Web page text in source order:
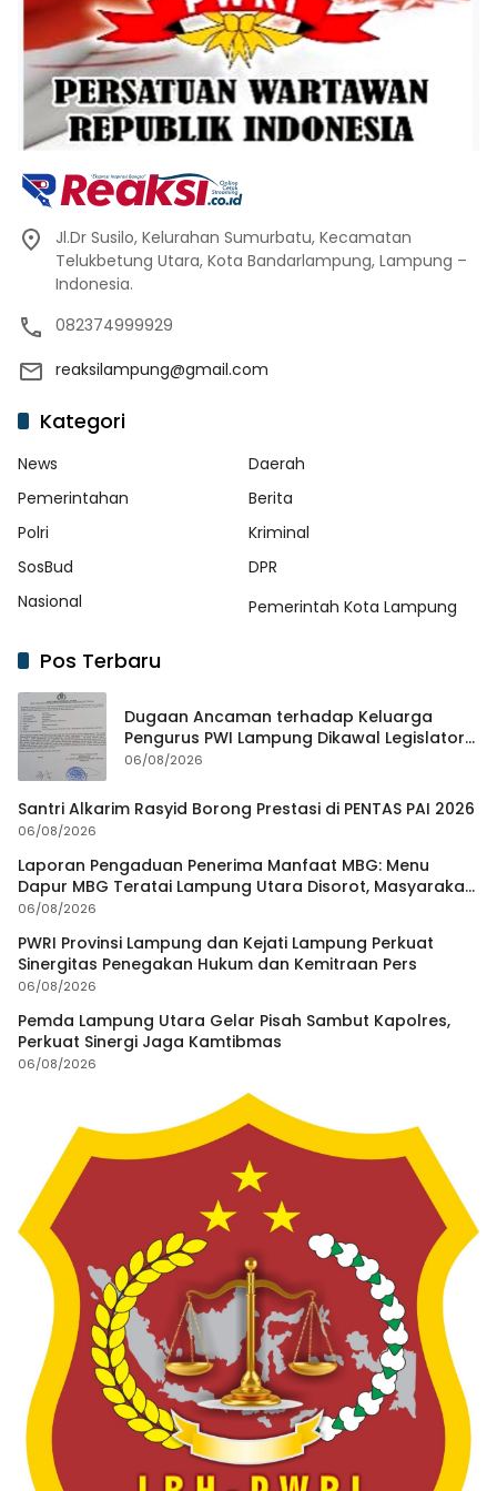
Jl.Dr Susilo, Kelurahan Sumurbatu, Kecamatan
Telukbetung Utara, Kota Bandarlampung, Lampung –
Indonesia.
082374999929
reaksilampung@gmail.com
Kategori
News
Daerah
Pemerintahan
Berita
Polri
Kriminal
SosBud
DPR
Nasional
Pemerintah Kota Lampung
Pos Terbaru
Dugaan Ancaman terhadap Keluarga
Pengurus PWI Lampung Dikawal Legislator
dan Jurnalis
06/08/2026
Santri Alkarim Rasyid Borong Prestasi di PENTAS PAI 2026
06/08/2026
Laporan Pengaduan Penerima Manfaat MBG: Menu
Dapur MBG Teratai Lampung Utara Disorot, Masyarakat
Minta Satgas Lakukan Investigasi
06/08/2026
PWRI Provinsi Lampung dan Kejati Lampung Perkuat
Sinergitas Penegakan Hukum dan Kemitraan Pers
06/08/2026
Pemda Lampung Utara Gelar Pisah Sambut Kapolres,
Perkuat Sinergi Jaga Kamtibmas
06/08/2026